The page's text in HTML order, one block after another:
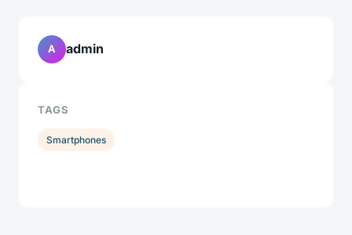
A admin
TAGS
Smartphones